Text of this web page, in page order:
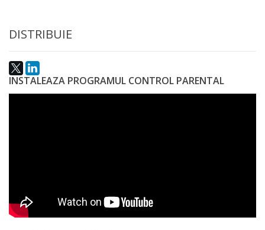
Achiziții
publice
Invitații
achiziții
DISTRIBUIE
INSTALEAZA PROGRAMUL CONTROL PARENTAL